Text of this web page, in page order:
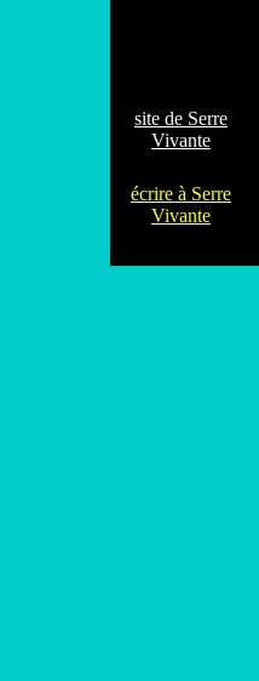
site de Serre
Vivante
écrire à Serre
Vivante